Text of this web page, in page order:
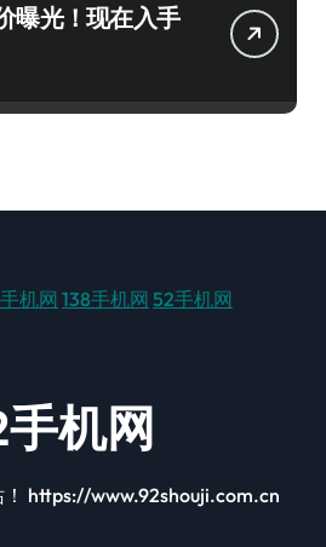
曝光！现在入手
机网 138手机网 52手机网
机网
https://www.92shouji.com.cn